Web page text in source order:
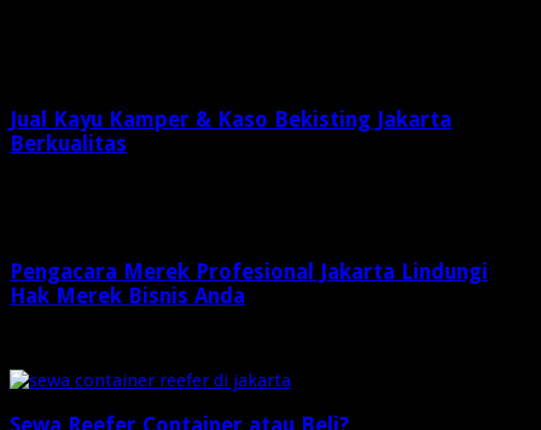
Jual Kayu Kamper & Kaso Bekisting Jakarta
Berkualitas
Pengacara Merek Profesional Jakarta Lindungi
Hak Merek Bisnis Anda
Sewa Reefer Container atau Beli?